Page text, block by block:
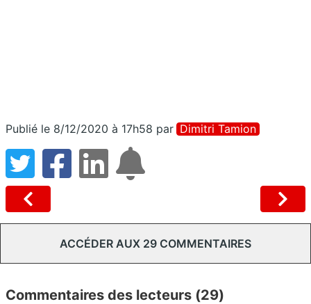
Publié le 8/12/2020 à 17h58 par Dimitri Tamion
ACCÉDER AUX 29 COMMENTAIRES
Commentaires des lecteurs (29)